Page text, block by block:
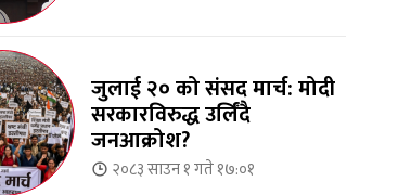
जुलाई २० को संसद मार्च: मोदी
सरकारविरुद्ध उर्लिंदै
जनआक्रोश?
२०८३ साउन १ गते १७:०१